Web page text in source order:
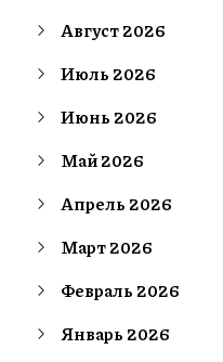
Август 2026
Июль 2026
Июнь 2026
Май 2026
Апрель 2026
Март 2026
Февраль 2026
Январь 2026